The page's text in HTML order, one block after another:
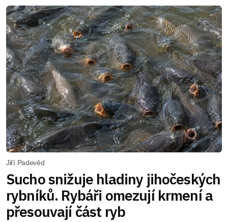
Jiří Padevěd
Sucho snižuje hladiny jihočeských
rybníků. Rybáři omezují krmení a
přesouvají část ryb